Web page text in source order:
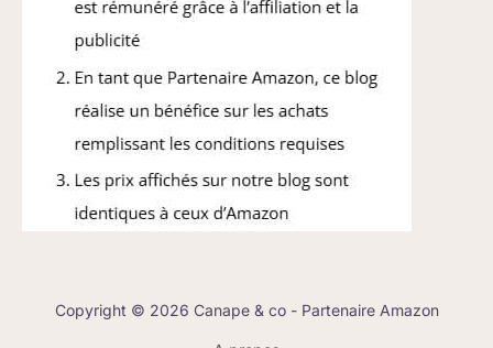
Copyright © 2026 Canape & co - Partenaire Amazon